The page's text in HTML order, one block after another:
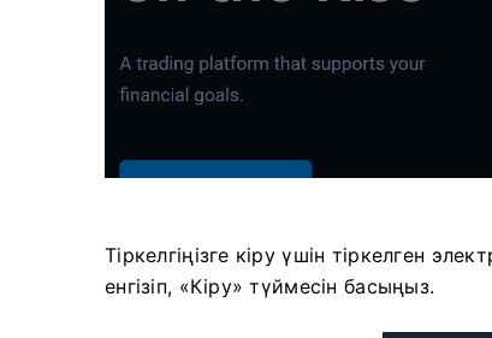
Тіркелгіңізге кіру үшін тіркелген
енгізіп, «Кіру» түймесін басыңыз.